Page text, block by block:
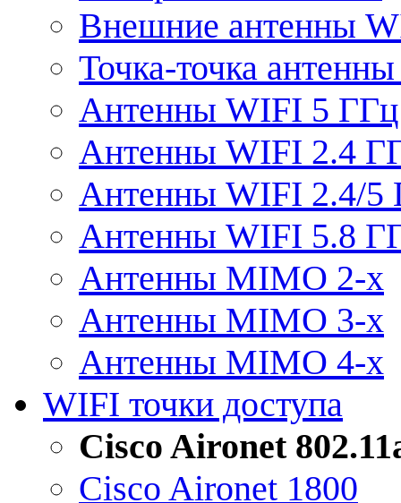
Внешние антенны
Точка-точка
Антенны WIFI 5 ГГц
Антенны WIFI 2.4
Антенны WIFI 2.4/5
Антенны WIFI 5.8
Антенны MIMO 2-x
Антенны MIMO 3-x
Антенны MIMO 4-x
WIFI точки доступа
Cisco Aironet
Cisco Aironet 1800